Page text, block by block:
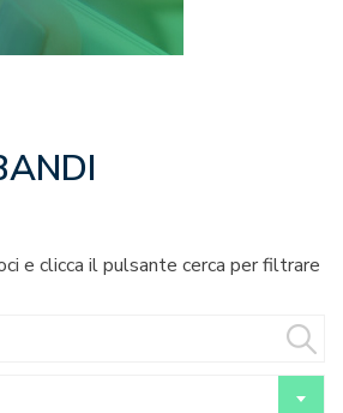
e clicca il pulsante cerca per filtrare